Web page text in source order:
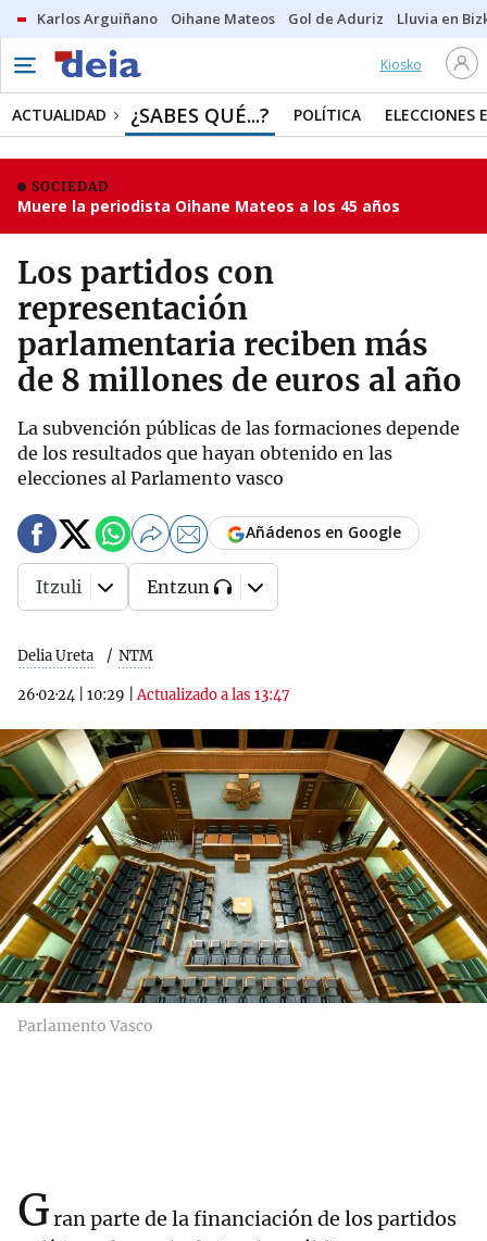
Karlos Arguiñano Oihane Mateos Gol de Aduriz Lluvia en
Kiosko
ACTUALIDAD ¿SABES QUÉ...? POLÍTICA ELECCIONES
SOCIEDAD
Muere la periodista Oihane Mateos a los 45 años
Los partidos con
representación
parlamentaria reciben más
de 8 millones de euros al año
La subvención públicas de las formaciones depende
de los resultados que hayan obtenido en las
elecciones al Parlamento vasco
Delia Ureta NTM
26·02·24 10:29 |Actualizado a las 13:47
Añádenos en Google
Itzuli Entzun
Parlamento Vasco
Gran parte de la financiación de los partidos